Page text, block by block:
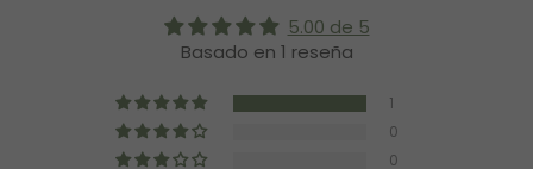
5.00 de 5
Basado en 1 reseña
1
0
0